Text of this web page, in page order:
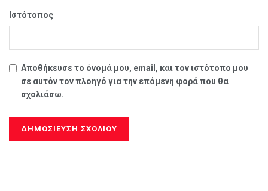
Ιστότοπος
Αποθήκευσε το όνομά μου, email, και τον ιστότοπο μου
σε αυτόν τον πλοηγό για την επόμενη φορά που θα
σχολιάσω.